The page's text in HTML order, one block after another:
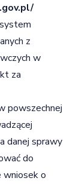
z
w
za
powszechnej
danej sprawy
do
wniosek o